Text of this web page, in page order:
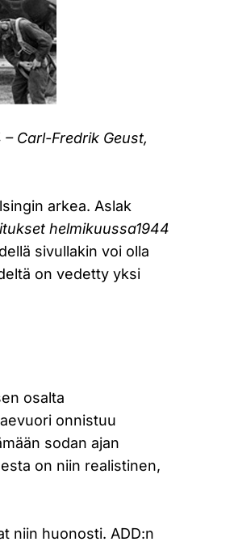
Carl-Fredrik Geust,
arkea. Aslak
helmikuussa1944
sivullakin voi olla
on vedetty yksi
osalta
onnistuu
sodan ajan
on niin realistinen,
niin huonosti. ADD:n